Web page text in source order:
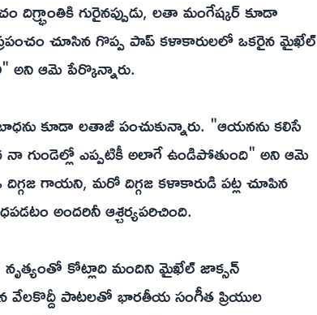
గురైనప్పుడు, లతా మంగేష్కర్ కూడా
చూసిన గొప్ప పాప్ కళాకారులలో ఒకరైన మైఖేల్
అని ఆమె పేర్కొన్నారు.
కూడా లతాజీ పంచుకున్నారు. "ఆయనను కలిసే
గుండెల్లో ఎప్పటికీ అలాగే ఉండిపోతుంది" అని ఆమె
గాయని, మరో దిగ్గజ కళాకారుడి పట్ల చూపిన
అందరినీ ఆశ్చర్యపరిచింది.
కోట్లాది మందిని మైఖేల్ జాక్సన్
వేలకొద్దీ పాటలతో భారతీయ సంగీత ప్రియుల